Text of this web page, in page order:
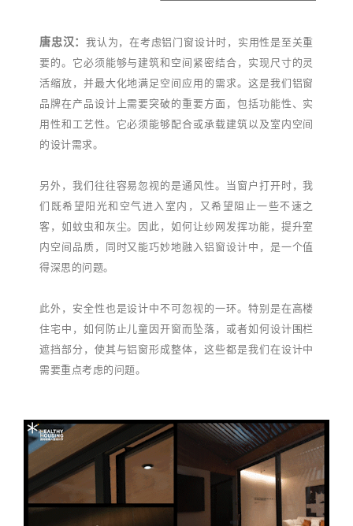
唐忠汉：我认为，在考虑铝门窗设计时，实用性是至关重
要的。它必须能够与建筑和空间紧密结合，实现尺寸的灵
活缩放，并最大化地满足空间应用的需求。这是我们铝窗
品牌在产品设计上需要突破的重要方面，包括功能性、实
用性和工艺性。它必须能够配合或承载建筑以及室内空间
的设计需求。
另外，我们往往容易忽视的是通风性。当窗户打开时，我
们既希望阳光和空气进入室内，又希望阻止一些不速之
客，如蚊虫和灰尘。因此，如何让纱网发挥功能，提升室
内空间品质，同时又能巧妙地融入铝窗设计中，是一个值
得深思的问题。
此外，安全性也是设计中不可忽视的一环。特别是在高楼
住宅中，如何防止儿童因开窗而坠落，或者如何设计围栏
遮挡部分，使其与铝窗形成整体，这些都是我们在设计中
需要重点考虑的问题。